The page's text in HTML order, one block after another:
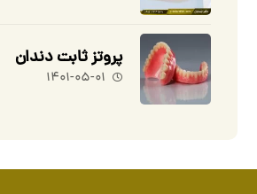
پروتز ثابت دندان
۱۴۰۱-۰۵-۰۱